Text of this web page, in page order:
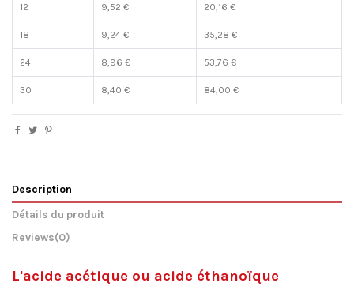
12 9,52 € 20,16 €
18 9,24 € 35,28 €
24 8,96 € 53,76 €
30 8,40 € 84,00 €
Description
Détails du produit
Reviews(0)
L'acide acétique ou acide éthanoïque